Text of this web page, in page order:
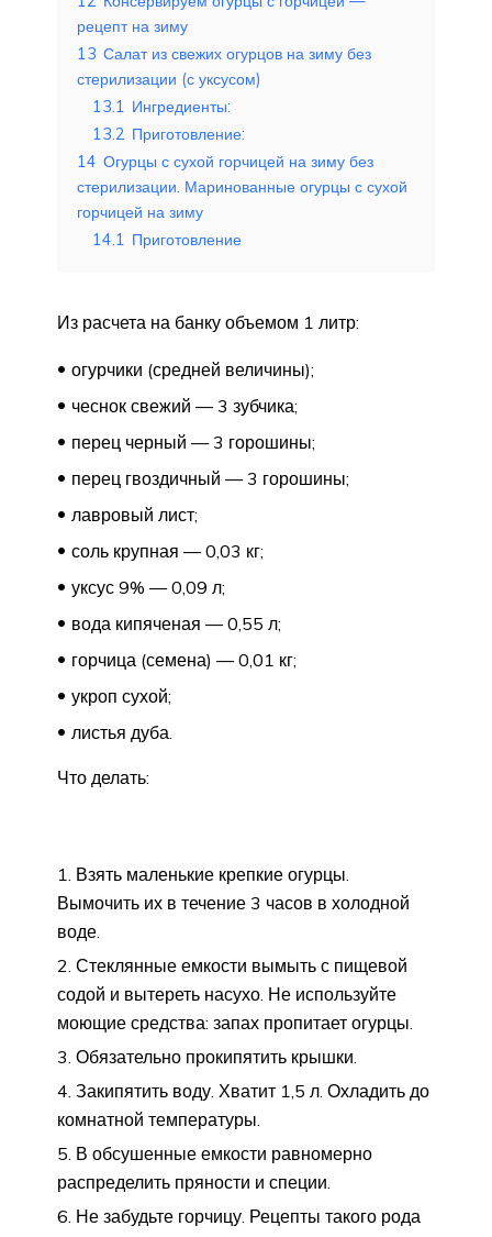
рецепт на зиму
13 Салат из свежих огурцов на зиму без
стерилизации (с уксусом)
13.1 Ингредиенты:
13.2 Приготовление:
14 Огурцы с сухой горчицей на зиму без
стерилизации. Маринованные огурцы с сухой
горчицей на зиму
14.1 Приготовление
Из расчета на банку объемом 1 литр:
огурчики (средней величины);
чеснок свежий — 3 зубчика;
перец черный — 3 горошины;
перец гвоздичный — 3 горошины;
лавровый лист;
соль крупная — 0,03 кг;
уксус 9% — 0,09 л;
вода кипяченая — 0,55 л;
горчица (семена) — 0,01 кг;
укроп сухой;
листья дуба.
Что делать:
Взять маленькие крепкие огурцы.
Вымочить их в течение 3 часов в холодной
воде.
Стеклянные емкости вымыть с пищевой
содой и вытереть насухо. Не используйте
моющие средства: запах пропитает огурцы.
Обязательно прокипятить крышки.
Закипятить воду. Хватит 1,5 л. Охладить до
комнатной температуры.
В обсушенные емкости равномерно
распределить пряности и специи.
Не забудьте горчицу. Рецепты такого рода